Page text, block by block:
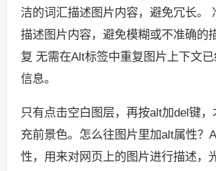
洁的词汇描述图片内容，避免冗长。
描述图片内容，避免模糊或不准确的
复 无需在Alt标签中重复图片上下文
信息。
只有点击空白图层，再按alt加del键
充前景色。怎么往图片里加alt属性？
性，用来对网页上的图片进行描述，